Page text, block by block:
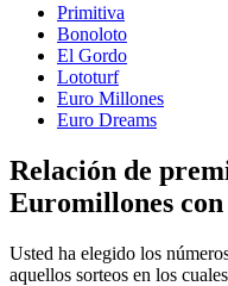
Primitiva
Bonoloto
El Gordo
Lototurf
Euro Millones
Euro Dreams
Relación de
Euromillones
Usted ha elegido los
aquellos sorteos en los